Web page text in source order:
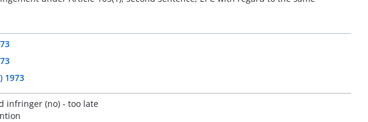
1973
infringer (no) - too late